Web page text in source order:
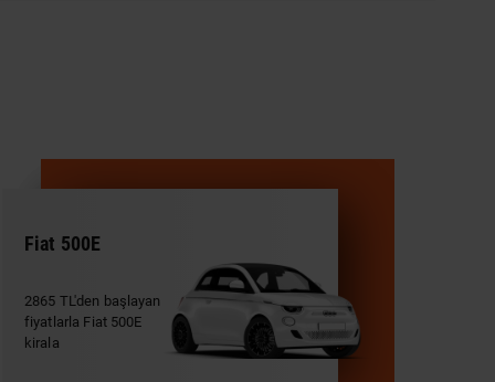
Fiat 500E
2865 TL'den başlayan
fiyatlarla Fiat 500E
kirala